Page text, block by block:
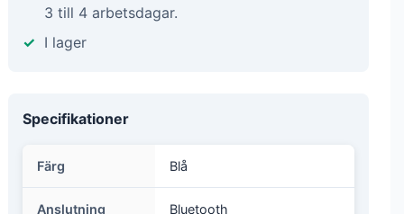
3 till 4 arbetsdagar.
I lager
Specifikationer
Färg Blå
Anslutning Bluetooth